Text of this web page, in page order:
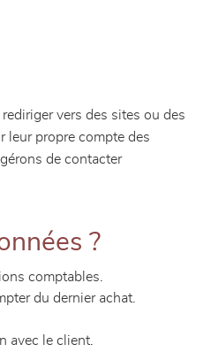
vers des sites ou des
leur propre compte des
de contacter
?
comptables.
du dernier achat.
avec le client.